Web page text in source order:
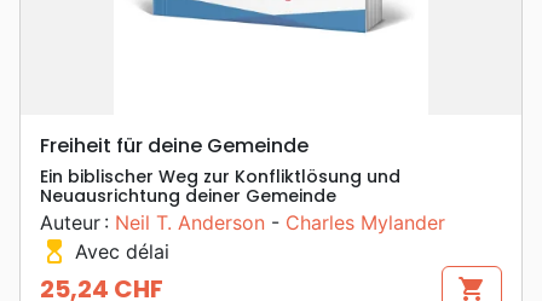
Freiheit für deine Gemeinde
Ein biblischer Weg zur Konfliktlösung und
Neuausrichtung deiner Gemeinde
Auteur : Neil T. Anderson - Charles Mylander
hourglass_top Avec délai
25,24 CHF shopping_cart